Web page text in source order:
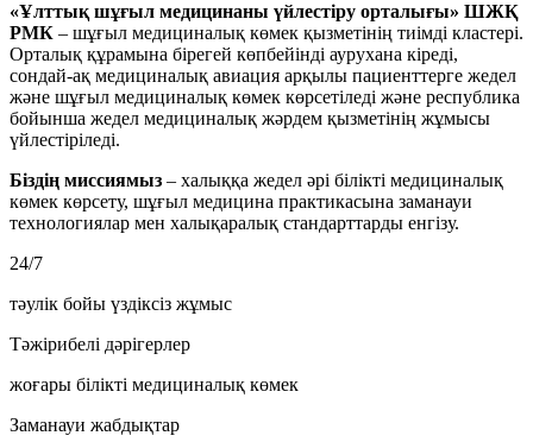
«Ұлттық шұғыл медицинаны үйлестіру орталығы» ШЖҚ
РМК – шұғыл медициналық көмек қызметінің тиімді кластері.
Орталық құрамына бірегей көпбейінді аурухана кіреді,
сондай-ақ медициналық авиация арқылы пациенттерге жедел
және шұғыл медициналық көмек көрсетіледі және республика
бойынша жедел медициналық жәрдем қызметінің жұмысы
үйлестіріледі.
Біздің миссиямыз – халыққа жедел әрі білікті медициналық
көмек көрсету, шұғыл медицина практикасына заманауи
технологиялар мен халықаралық стандарттарды енгізу.
24/7
тәулік бойы үздіксіз жұмыс
Тәжірибелі дәрігерлер
жоғары білікті медициналық көмек
Заманауи жабдықтар